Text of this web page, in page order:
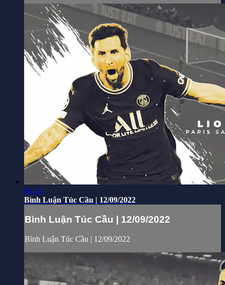
46:14
Bình Luận Túc Cầu | 12/09/2022
Bình Luận Túc Cầu | 12/09/2022
Bình Luận Túc Cầu | 12/09/2022